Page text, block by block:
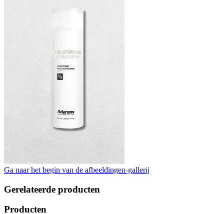
Ga naar het begin van de afbeeldingen-gallerij
Gerelateerde producten
Producten